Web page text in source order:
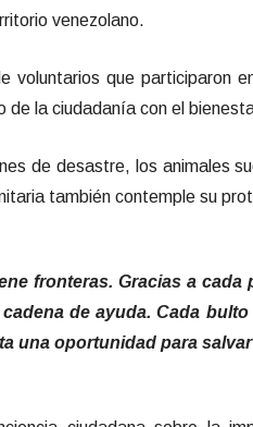
venezolano.
voluntarios que participaron
la ciudadanía con el
de desastre, los animales
también contemple su
fronteras. Gracias a
de ayuda. Cada
una oportunidad para